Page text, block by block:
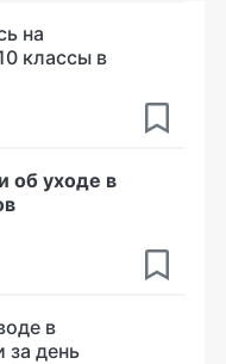
на
классы в
об уходе в
в
за день